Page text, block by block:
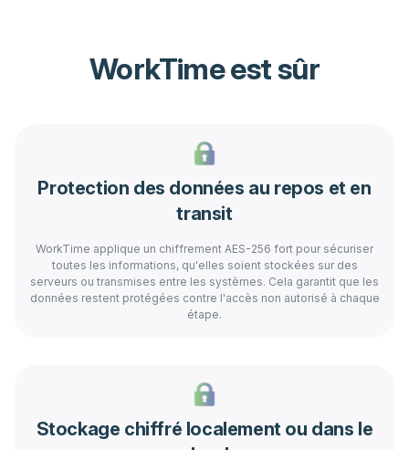
WorkTime est sûr
Protection des données au repos et en
transit
WorkTime applique un chiffrement AES-256 fort pour sécuriser
toutes les informations, qu'elles soient stockées sur des
serveurs ou transmises entre les systèmes. Cela garantit que les
données restent protégées contre l'accès non autorisé à chaque
étape.
Stockage chiffré localement ou dans le